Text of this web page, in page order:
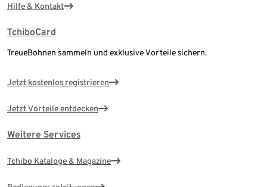
Hilfe & Kontakt
TchiboCard
TreueBohnen sammeln und exklusive Vorteile sichern.
Jetzt kostenlos registrieren
Jetzt Vorteile entdecken
Weitere Services
Tchibo Kataloge & Magazine